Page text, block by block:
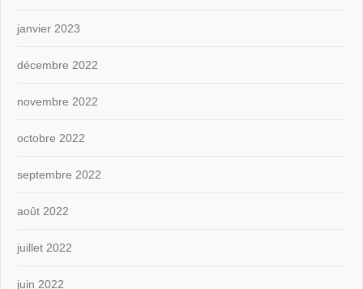
janvier 2023
décembre 2022
novembre 2022
octobre 2022
septembre 2022
août 2022
juillet 2022
juin 2022